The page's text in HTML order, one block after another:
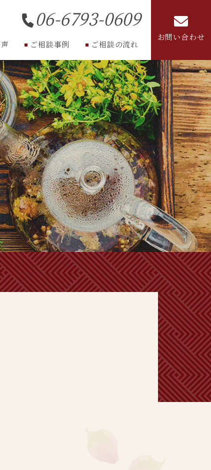
06-6793-0609
ご相談事例 ご相談の流れ
お問い合わせ